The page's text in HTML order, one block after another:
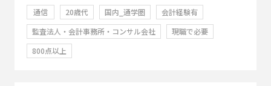
通信 20歳代 国内_通学圏
会計経験有
監査法人・会計事務所・コンサル会社
現職で必要
800点以上